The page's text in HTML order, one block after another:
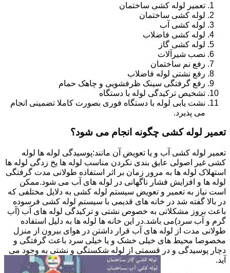
تعمیر لوله کشی ساختمان
لوله کشی ساختمان
لوله کشی آب
لوله کشی فاضلاب
لوله کشی گاز
نصب شیرآلات
رفع نم ساختمان
رفع نشتی لوله فاضلاب
رفع گرفتگی سینک ظرفشویی و چاهک حمام
تشخیص ترکیدگی لوله با دستگاه
نشت یابی لوله با دستگاه فوری بصورت کاملا تضمینی انجام
می پذیرد.
تعمیر لوله کشی چگونه انجام می شود؟
تعمیر لوله کشی آب و یا تعویض آن مانند:پوسیدگی لوله ها لوله
کشی غیر اصولی عایق بندی نکردن مناسب لوله ها یخ زدگی لوله ها
استهلاک لوله ها به مرور زمان بر اثر استفاده طولانی مدت گرفتگی
لوله ها و افزایش فشار ناگهانی در لوله های آب می شود.ممکن
است نیاز به تعمیر و تعویض سیستم لوله کشی به دلایل مختلفی که
در بالا گفته شد در خانه های قدیمی با سیستم لوله کشی فرسوده
باعث بروز مشکلاتی به خصوص نشتی و ترکیدگی لوله های آب (آب
گرم و آب سرد)می باشد.در این خانه ها لوله ها به دلیل استفاده
طولانی مدت از لوله های آب قرار داشتن در هوای بیرون از منزل
مخصوصا محیط های خیلی خشک و یا خیلی سرد باعث گرفتگی و
دچار پوسیدگی و در قسمتی از لوله شکستگی و نشتی به وجود می
آید.